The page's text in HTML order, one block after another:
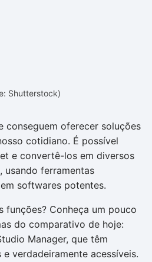
Shutterstock)
conseguem oferecer soluções
cotidiano. É possível
e convertê-los em diversos
usando ferramentas
softwares potentes.
funções? Conheça um pouco
do comparativo de hoje:
Manager, que têm
verdadeiramente acessíveis.